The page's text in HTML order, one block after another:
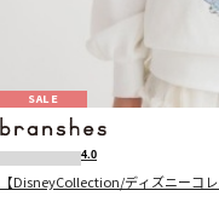
SALE
4.0
【DisneyCollection/ディズニーコ